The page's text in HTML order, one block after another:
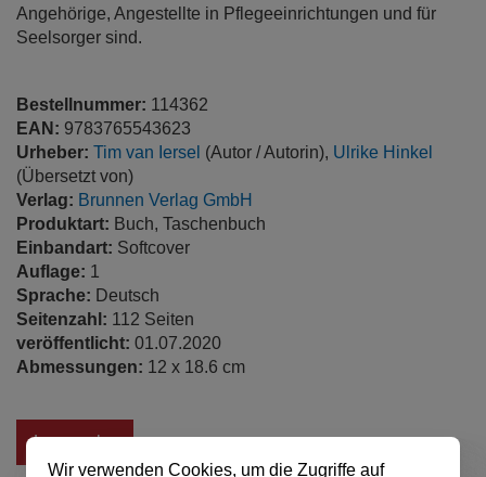
Angehörige, Angestellte in Pflegeeinrichtungen und für
Seelsorger sind.
Bestellnummer: 114362
EAN: 9783765543623
Urheber: Tim van Iersel (Autor / Autorin), Ulrike Hinkel
(Übersetzt von)
Verlag: Brunnen Verlag GmbH
Produktart: Buch, Taschenbuch
Einbandart: Softcover
Auflage: 1
Sprache: Deutsch
Seitenzahl: 112 Seiten
veröffentlicht: 01.07.2020
Abmessungen: 12 x 18.6 cm
Leseprobe
Wir verwenden Cookies, um die Zugriffe auf